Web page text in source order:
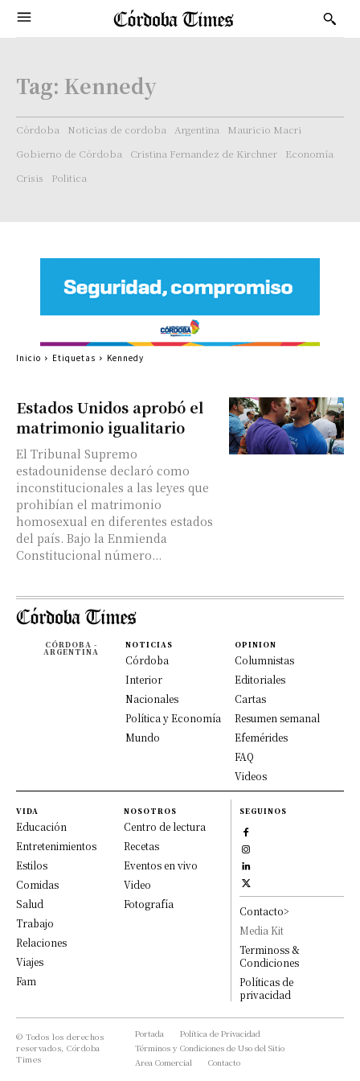
Tag: Kennedy
Córdoba Noticias de cordoba Argentina
Mauricio Macri
Gobierno de Córdoba
Cristina Fernandez de Kirchner
Economía
Crisis
Politica
Estados Unidos aprobó el
matrimonio igualitario
El Tribunal Supremo
estadounidense declaró como
inconstitucionales a las leyes que
prohibían el matrimonio
homosexual en diferentes estados
del país. Bajo la Enmienda
Constitucional número...
Inicio Etiquetas Kennedy
CÓRDOBA -
ARGENTINA
NOTICIAS
Córdoba
Interior
Nacionales
Política y Economía
Mundo
OPINION
Columnistas
Editoriales
Cartas
Resumen semanal
Efemérides
FAQ
Videos
VIDA
Educación
Entretenimientos
Estilos
Comidas
Salud
Trabajo
Relaciones
Viajes
Fam
NOSOTROS
Centro de lectura
Recetas
Eventos en vivo
Video
Fotografía
SEGUINOS
Contacto>
Media Kit
Terminoss &
Condiciones
Políticas de
privacidad
© Todos los derechos
reservados, Córdoba
Times
Portada
Política de Privacidad
Términos y Condiciones de Uso del Sitio
Area Comercial
Contacto